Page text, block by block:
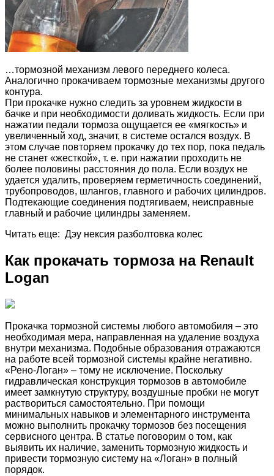
…тормозной механизм левого переднего колеса.
Аналогично прокачиваем тормозные механизмы другого
контура.
При прокачке нужно следить за уровнем жидкости в
бачке и при необходимости доливать жидкость. Если при
нажатии педали тормоза ощущается ее «мягкость» и
увеличенный ход, значит, в системе остался воздух. В
этом случае повторяем прокачку до тех пор, пока педаль
не станет «жесткой», т. е. при нажатии проходить не
более половины расстояния до пола. Если воздух не
удается удалить, проверяем герметичность соединений,
трубопроводов, шлангов, главного и рабочих цилиндров.
Подтекающие соединения подтягиваем, неисправные
главный и рабочие цилиндры заменяем.
Читать еще: Дэу нексия разболтовка колес
Как прокачать тормоза на Renault
Logan
Прокачка тормозной системы любого автомобиля – это
необходимая мера, направленная на удаление воздуха
внутри механизма. Подобные образования отражаются
на работе всей тормозной системы крайне негативно.
«Рено-Логан» – тому не исключение. Поскольку
гидравлическая конструкция тормозов в автомобиле
имеет замкнутую структуру, воздушные пробки не могут
раствориться самостоятельно. При помощи
минимальных навыков и элементарного инструмента
можно выполнить прокачку тормозов без посещения
сервисного центра. В статье поговорим о том, как
выявить их наличие, заменить тормозную жидкость и
привести тормозную систему на «Логан» в полный
порядок.